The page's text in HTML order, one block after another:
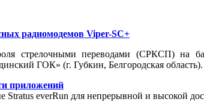
радиомодемов Viper-SC+
стрелочными переводами (СРКСП) на
ГОК» (г. Губкин, Белгородская область).
приложений
everRun для непрерывной и высокой